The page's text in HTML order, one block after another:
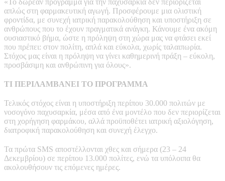
απλώς στη φαρμακευτική αγωγή. Προσφέρουμε μια ολιστική
φροντίδα, με συνεχή ιατρική παρακολούθηση και υποστήριξη σε
ανθρώπους που το έχουν πραγματικά ανάγκη. Κάνουμε ένα ακόμη
ουσιαστικό βήμα, ώστε η πρόληψη στη χώρα μας να φτάσει εκεί
που πρέπει: στον πολίτη, απλά και εύκολα, χωρίς ταλαιπωρία.
Στόχος μας είναι η πρόληψη να γίνει καθημερινή πράξη – εύκολη,
προσβάσιμη και ανθρώπινη για όλους».
ΤΙ ΠΕΡΙΛΑΜΒΑΝΕΙ ΤΟ ΠΡΟΓΡΑΜΜΑ
Τελικός στόχος είναι η υποστήριξη περίπου 30.000 πολιτών με
νοσογόνο παχυσαρκία, μέσα από ένα μοντέλο που δεν περιορίζεται
στη χορήγηση φαρμάκου, αλλά προϋποθέτει ιατρική αξιολόγηση,
διατροφική παρακολούθηση και συνεχή έλεγχο.
Τα πρώτα SMS αποστέλλονται χθες και σήμερα (23 – 24
Δεκεμβρίου) σε περίπου 13.000 πολίτες, ενώ τα υπόλοιπα θα
ακολουθήσουν τις επόμενες ημέρες.